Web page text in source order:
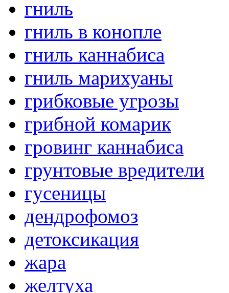
гниль
гниль в конопле
гниль каннабиса
гниль марихуаны
грибковые угрозы
грибной комарик
гровинг каннабиса
грунтовые вредители
гусеницы
дендрофомоз
детоксикация
жара
желтуха